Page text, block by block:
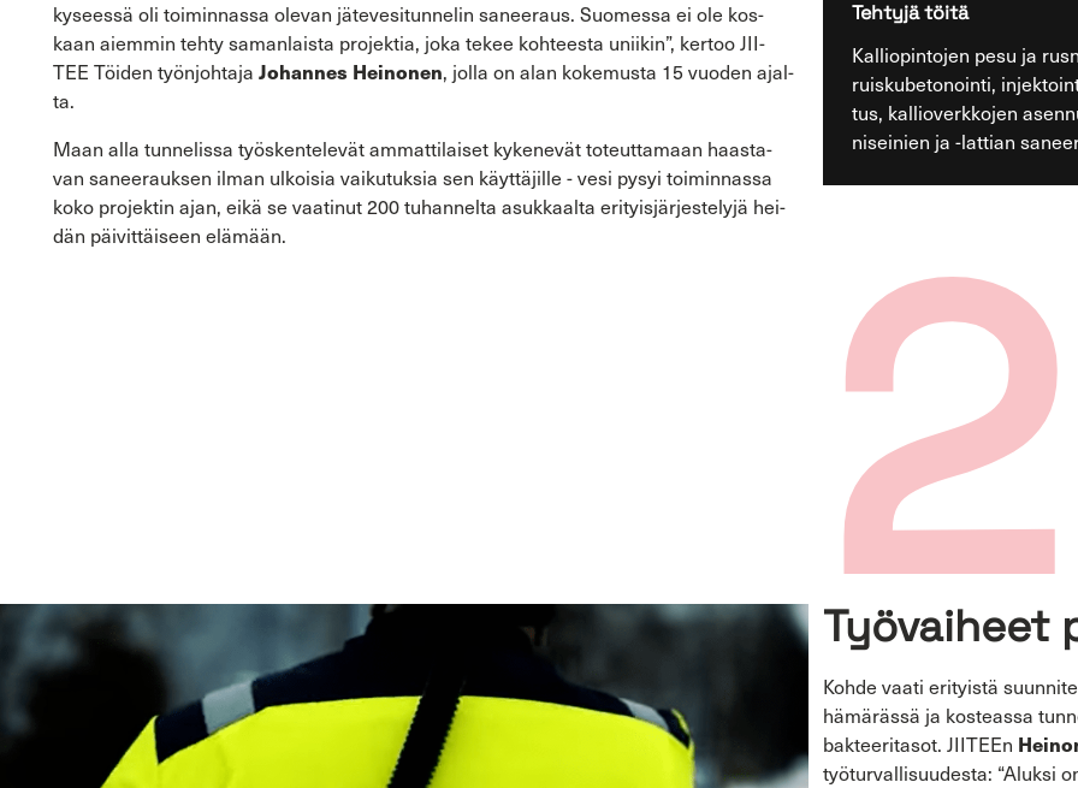
ky­sees­sä oli toi­min­nas­sa ole­van jä­te­ve­si­tun­ne­lin sa­nee­raus. Suo­mes­sa ei ole kos­
kaan ai­em­min tehty sa­man­lais­ta pro­jek­tia, joka tekee koh­tees­ta unii­kin”, ker­too JII­
TEE Töi­den työn­joh­ta­ja Jo­han­nes Hei­no­nen, jolla on alan ko­ke­mus­ta 15 vuo­den ajal­
ta.
Maan alla tun­ne­lis­sa työs­ken­te­le­vät am­mat­ti­lai­set ky­ke­ne­vät to­teut­ta­maan haas­ta­
van sa­nee­rauk­sen ilman ul­koi­sia vai­ku­tuk­sia sen käyt­tä­jil­le - vesi pysyi toi­min­nas­sa
koko pro­jek­tin ajan, eikä se vaa­ti­nut 200 tu­han­nel­ta asuk­kaal­ta eri­tyis­jär­jes­te­ly­jä hei­
dän päi­vit­täi­seen elä­mään.
Teh­ty­jä töitä
Kal­lio­pin­to­jen pesu ja
ruis­ku­be­to­noin­ti,
tus, kal­lio­verk­ko­jen
ni­sei­nien ja -​lattian
2
Kohde vaati erityistä
hämärässä ja kosteassa
bakteeritasot. JIITEEn
työturvallisuudesta: “Aluksi